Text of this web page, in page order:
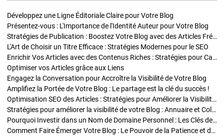
Développez une Ligne Éditoriale Claire pour Votre Blog
Présentez-vous : L'Importance de l'Identité Auteur pour Votre Blog
Stratégies de Publication : Boostez Votre Blog avec des Articles Fréquents et Exclusifs
L'Art de Choisir un Titre Efficace : Stratégies Modernes pour le SEO
Enrichir Vos Articles avec des Contenus Riches : Stratégies pour Captiver et Optimiser
Optimiser vos Articles grâce aux Liens
Engagez la Conversation pour Accroître la Visibilité de Votre Blog
Amplifiez la Portée de Votre Blog : Le partage est la clé du succès !
Optimisation SEO des Articles : Stratégies pour Améliorer la Visibilité de Votre Blog
Stratégies pour améliorer la visibilité de votre Blog : Annuaire et Collaborations
Pourquoi Investir dans un Nom de Domaine Personnel : Les Clés de la Réussite de Votre Blog
Comment Faire Émerger Votre Blog : Le Pouvoir de la Patience et de la Persévérance